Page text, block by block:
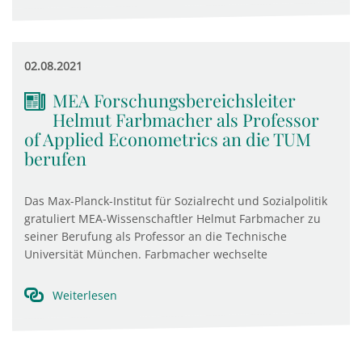
02.08.2021
MEA Forschungsbereichsleiter
Helmut Farbmacher als Professor
of Applied Econometrics an die TUM
berufen
Das Max-Planck-Institut für Sozialrecht und Sozialpolitik
gratuliert MEA-Wissenschaftler Helmut Farbmacher zu
seiner Berufung als Professor an die Technische
Universität München. Farbmacher wechselte
Weiterlesen